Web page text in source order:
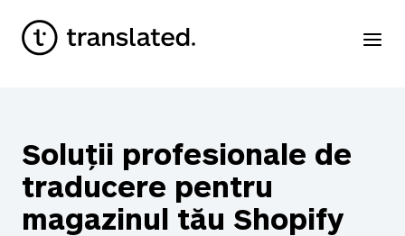
Soluții profesionale de
traducere pentru
magazinul tău Shopify